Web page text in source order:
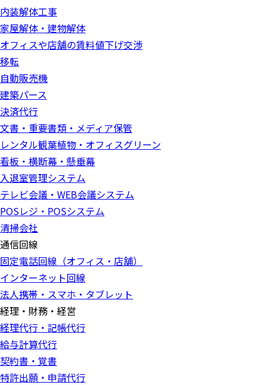
内装解体工事
家屋解体・建物解体
オフィスや店舗の賃料値下げ交渉
移転
自動販売機
建築パース
決済代行
文書・重要書類・メディア保管
レンタル観葉植物・オフィスグリーン
看板・横断幕・懸垂幕
入退室管理システム
テレビ会議・WEB会議システム
POSレジ・POSシステム
清掃会社
通信回線
固定電話回線（オフィス・店舗）
インターネット回線
法人携帯・スマホ・タブレット
経理・財務・経営
経理代行・記帳代行
給与計算代行
契約書・覚書
特許出願・申請代行